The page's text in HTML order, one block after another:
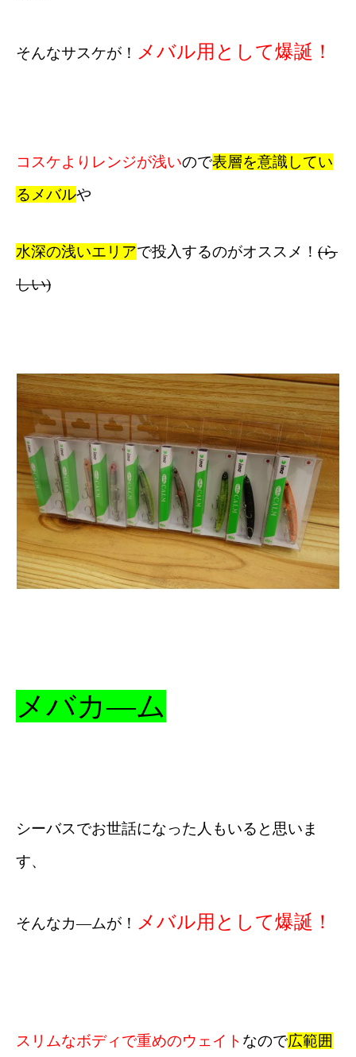
そんなサスケが！ メバル用として爆誕！
コスケよりレンジが浅いので表層を意識してい
るメバルや
水深の浅いエリアで投入するのがオススメ！ (ら
しい)
メバカ―ム
シーバスでお世話になった人もいると思いま
す、
そんなカ―ムが！ メバル用として爆誕！
スリムなボディで重めのウェイト なので広範囲